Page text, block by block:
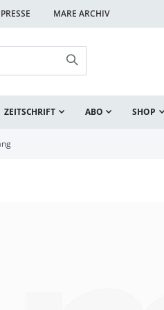
PRESSE MARE ARCHIV
ZEITSCHRIFT ABO SHOP